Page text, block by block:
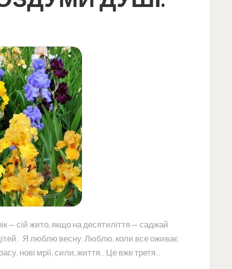
— сій жито, якщо на десятиліття — саджай
Я люблю весну. Люблю, коли все оживає
нові мрії, сили, життя… Це вже третя…